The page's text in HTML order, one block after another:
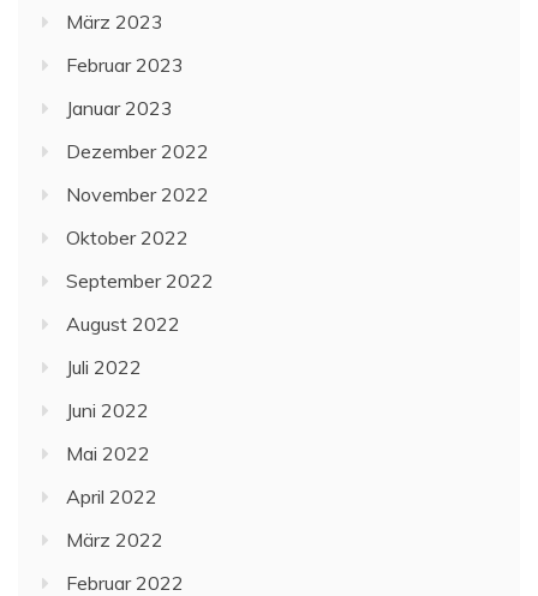
März 2023
Februar 2023
Januar 2023
Dezember 2022
November 2022
Oktober 2022
September 2022
August 2022
Juli 2022
Juni 2022
Mai 2022
April 2022
März 2022
Februar 2022